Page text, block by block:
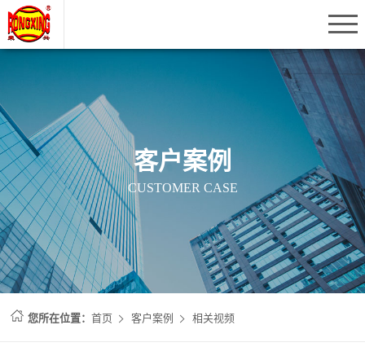
客户案例
CUSTOMER CASE
您所在位置：首页 客户案例 相关视频